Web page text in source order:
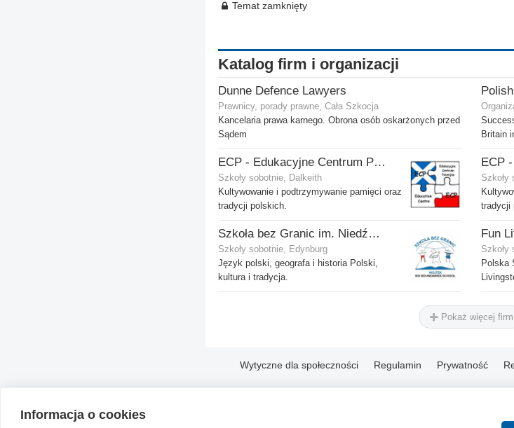
Informacja o cookies
Temat zamknięty
Katalog firm i organizacji
Dunne Defence Lawyers
Prawnicy, porady prawne, Cała Szkocja
Kancelaria prawa karnego. Obrona osób oskarżonych przed
Sądem
Britain
ECP - Edukacyjne Centrum Polonijne SCIO - Dalkeith
Szkoły sobotnie, Dalkeith
Kultywowanie i podtrzymywanie pamięci oraz
tradycji polskich.
Szkoły
tradycji
Szkoła bez Granic im. Niedźwiedzia Wojtka
Szkoły sobotnie, Edynburg
Język polski, geografa i historia Polski,
kultura i tradycja.
Fun
Szkoły
Polska
Pokaż więcej firm
Wytyczne dla społeczności Regulamin Prywatność